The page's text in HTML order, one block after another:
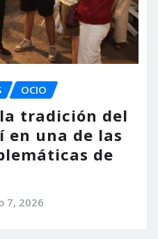
OCIO
tradición del
una de las
de
7, 2026